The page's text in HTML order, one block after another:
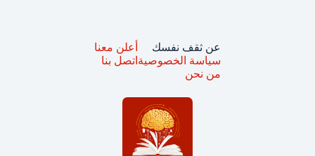
عن ثقف نفسك
سياسة الخصوصية
من نحن
أعلن معنا
اتصل بنا